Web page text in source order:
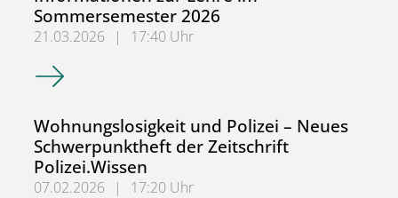
Sommersemester 2026
21.03.2026 |
17:40 Uhr
Informationen zur Lehre im Sommersemester 2026
Wohnungslosigkeit und Polizei – Neues
Schwerpunktheft der Zeitschrift
Polizei.Wissen
07.02.2026 |
17:20 Uhr